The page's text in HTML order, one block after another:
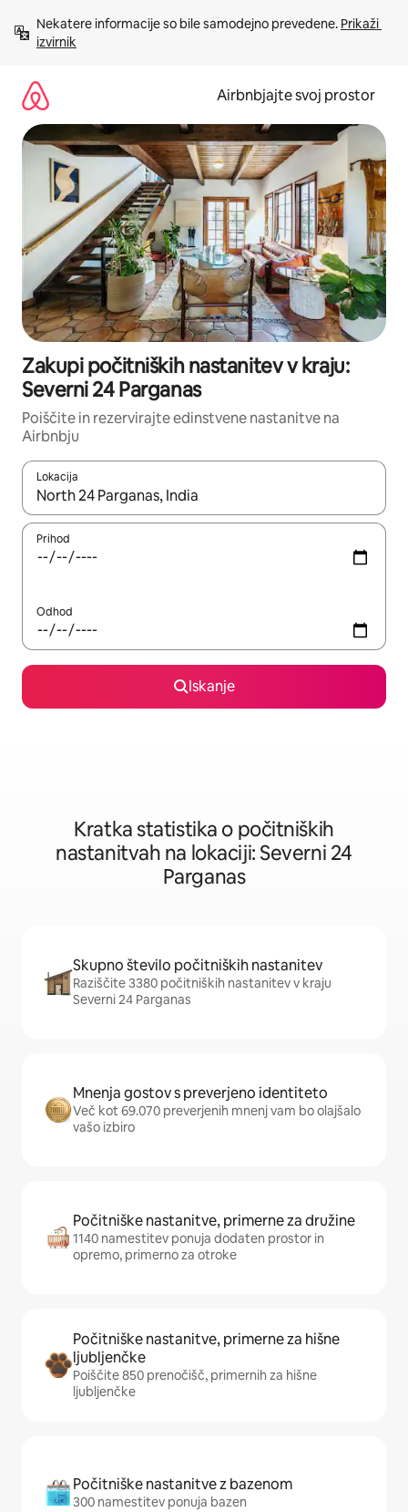
vsebino
Nekatere informacije so bile samodejno prevedene. Prikaži
izvirnik
Airbnbjajte svoj prostor
Zakupi počitniških nastanitev v kraju:
Severni 24 Parganas
Poiščite in rezervirajte edinstvene nastanitve na
Airbnbju
Lokacija
Ko so rezultati na voljo, krmarite s puščičnima tipkama gor in
Prihod
Odhod
Iskanje
Kratka statistika o počitniških
nastanitvah na lokaciji: Severni 24
Parganas
Skupno število počitniških nastanitev
Raziščite 3380 počitniških nastanitev v kraju
Severni 24 Parganas
Mnenja gostov s preverjeno identiteto
Več kot 69.070 preverjenih mnenj vam bo olajšalo
vašo izbiro
Počitniške nastanitve, primerne za družine
1140 namestitev ponuja dodaten prostor in
opremo, primerno za otroke
Počitniške nastanitve, primerne za hišne
ljubljenčke
Poiščite 850 prenočišč, primernih za hišne
ljubljenčke
Počitniške nastanitve z bazenom
300 namestitev ponuja bazen